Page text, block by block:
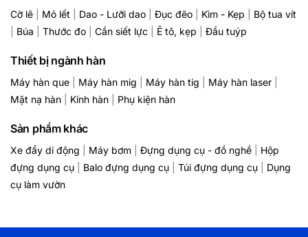
Cờ lê Mỏ lết Dao - Lưỡi dao Đục đẽo Kìm - Kẹp
Bộ tua vít
Búa Thước đo Cần siết lực Ê tô, kẹp Đầu tuýp
Thiết bị ngành hàn
Máy hàn que Máy hàn mig Máy hàn tig Máy hàn laser
Mặt nạ hàn
Kính hàn Phụ kiện hàn
Sản phẩm khác
Xe đẩy di động Máy bơm Đựng dụng cụ - đồ nghề
Hộp
đựng dụng cụ
Balo đựng dụng cụ Túi đựng dụng cụ
Dụng
cụ làm vườn